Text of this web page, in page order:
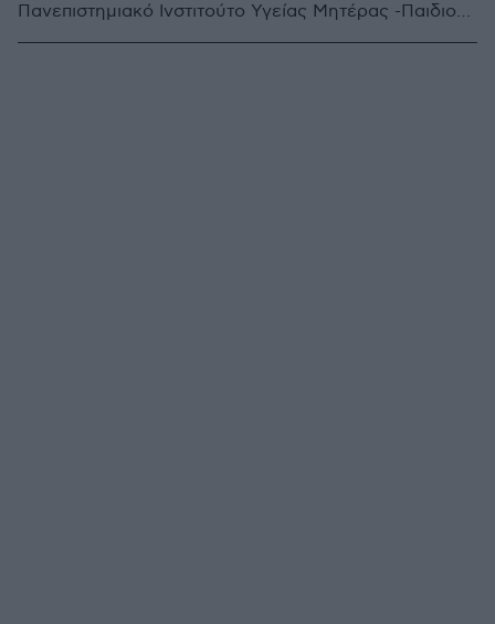
Πανεπιστημιακό Ινστιτούτο Υγείας Μητέρας -Παιδιού